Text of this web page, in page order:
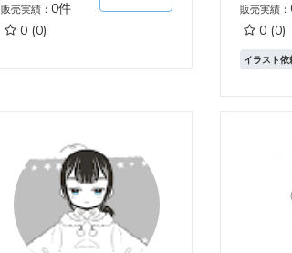
販売実績：0件
0 (0)
販売実績：
0 (0)
イラスト